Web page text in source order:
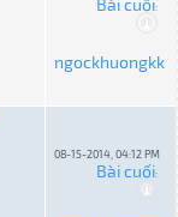
Bài cuối:
ngockhuongkk
08-15-2014, 04:12 PM
Bài cuối: